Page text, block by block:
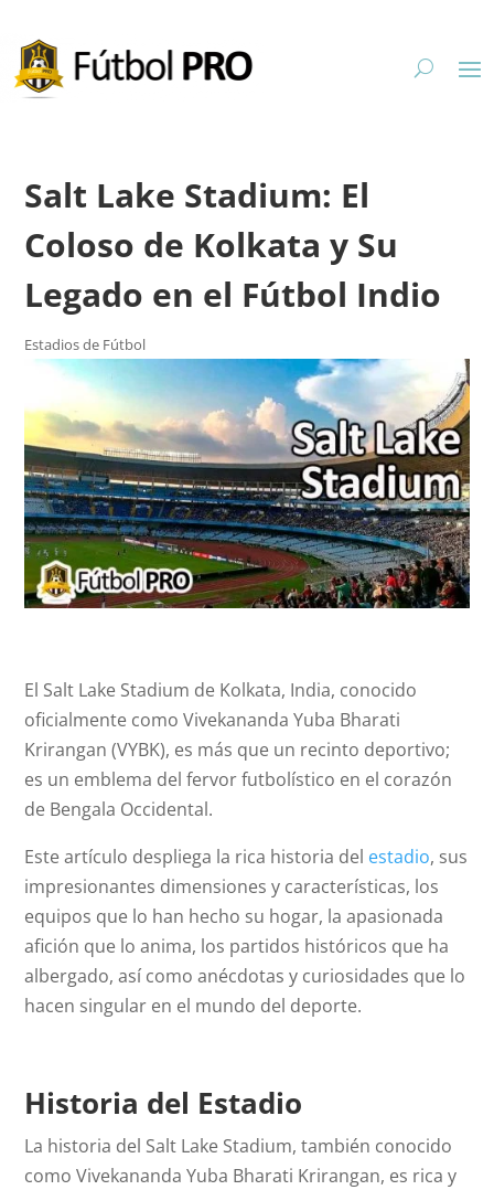
Salt Lake Stadium: El
Coloso de Kolkata y Su
Legado en el Fútbol Indio
Estadios de Fútbol
El Salt Lake Stadium de Kolkata, India, conocido
oficialmente como Vivekananda Yuba Bharati
Krirangan (VYBK), es más que un recinto deportivo;
es un emblema del fervor futbolístico en el corazón
de Bengala Occidental.
Este artículo despliega la rica historia del estadio, sus
impresionantes dimensiones y características, los
equipos que lo han hecho su hogar, la apasionada
afición que lo anima, los partidos históricos que ha
albergado, así como anécdotas y curiosidades que lo
hacen singular en el mundo del deporte.
Historia del Estadio
La historia del Salt Lake Stadium, también conocido
como Vivekananda Yuba Bharati Krirangan, es rica y